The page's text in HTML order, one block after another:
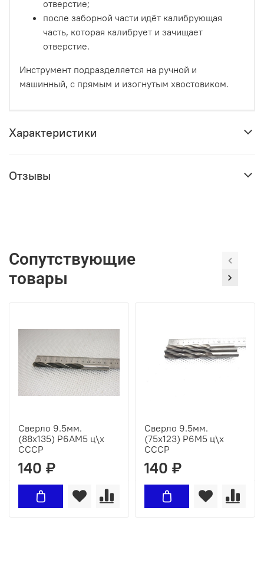
отверстие;
после заборной части идёт калибрующая
часть, которая калибрует и зачищает
отверстие.
Инструмент подразделяется на ручной и
машинный, с прямым и изогнутым хвостовиком.
Характеристики
Отзывы
Сопутствующие
товары
Сверло 9.5мм.
(88х135) Р6АМ5 ц\х
СССР
140 ₽
Сверло 9.5мм.
(75х123) Р6М5 ц\х
СССР
140 ₽